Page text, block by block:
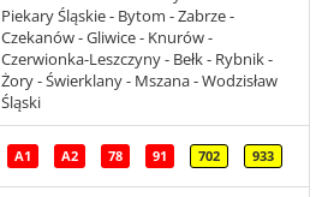
Piekary Śląskie - Bytom - Zabrze -
Czekanów - Gliwice - Knurów -
Czerwionka-Leszczyny - Bełk - Rybnik -
Żory - Świerklany - Mszana - Wodzisław
Śląski
A1 A2 78 91 702 933